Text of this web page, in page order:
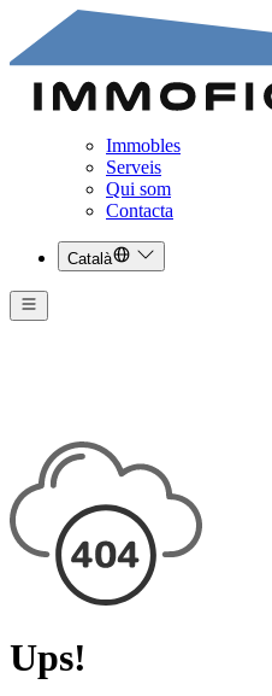
Immobles
Serveis
Qui som
Contacta
Català
Ups!